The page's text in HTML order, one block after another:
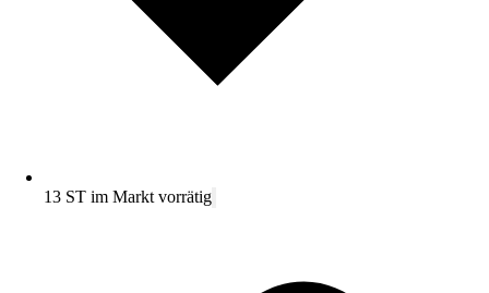
13 ST im Markt vorrätig